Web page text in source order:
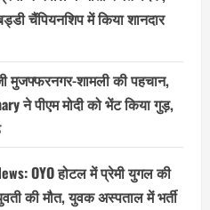
चैंपियनशिप में किया शानदार
मुजफ्फरनगर-शामली की पहचान,
ने पीएम मोदी को भेंट किया गुड़,
OYO होटल में प्रेमी युगल की
की मौत, युवक अस्पताल में भर्ती